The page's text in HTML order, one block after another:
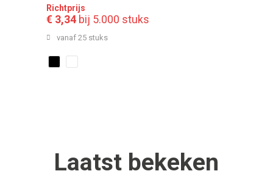
Richtprijs
€ 3,34 bij 5.000 stuks
vanaf 25 stuks
Laatst bekeken